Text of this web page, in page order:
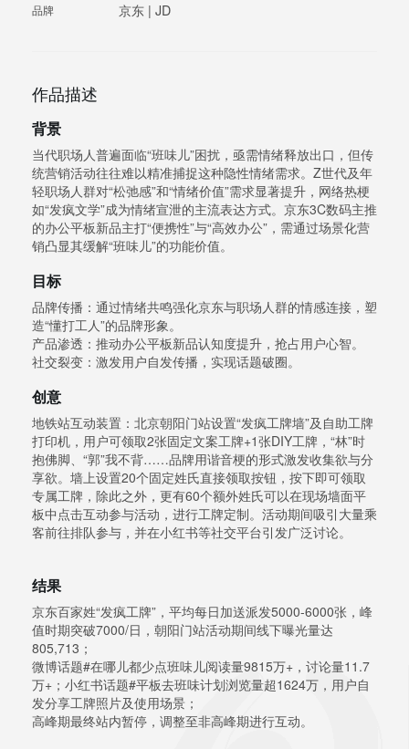
品牌 京东 | JD
作品描述
背景
当代职场人普遍面临“班味儿”困扰，亟需情绪释放出口，但传
统营销活动往往难以精准捕捉这种隐性情绪需求。Z世代及年
轻职场人群对“松弛感”和“情绪价值”需求显著提升，网络热梗
如“发疯文学”成为情绪宣泄的主流表达方式。京东3C数码主推
的办公平板新品主打“便携性”与“高效办公”，需通过场景化营
销凸显其缓解“班味儿”的功能价值。
目标
品牌传播：通过情绪共鸣强化京东与职场人群的情感连接，塑
造“懂打工人”的品牌形象。
产品渗透：推动办公平板新品认知度提升，抢占用户心智。
社交裂变：激发用户自发传播，实现话题破圈。
创意
地铁站互动装置：北京朝阳门站设置“发疯工牌墙”及自助工牌
打印机，用户可领取2张固定文案工牌+1张DIY工牌，“林”时
抱佛脚、“郭”我不背……品牌用谐音梗的形式激发收集欲与分
享欲。墙上设置20个固定姓氏直接领取按钮，按下即可领取
专属工牌，除此之外，更有60个额外姓氏可以在现场墙面平
板中点击互动参与活动，进行工牌定制。活动期间吸引大量乘
客前往排队参与，并在小红书等社交平台引发广泛讨论。
结果
京东百家姓“发疯工牌”，平均每日加送派发5000-6000张，峰
值时期突破7000/日，朝阳门站活动期间线下曝光量达
805,713；
微博话题#在哪儿都少点班味儿阅读量9815万+，讨论量11.7
万+；小红书话题#平板去班味计划浏览量超1624万，用户自
发分享工牌照片及使用场景；
高峰期最终站内暂停，调整至非高峰期进行互动。